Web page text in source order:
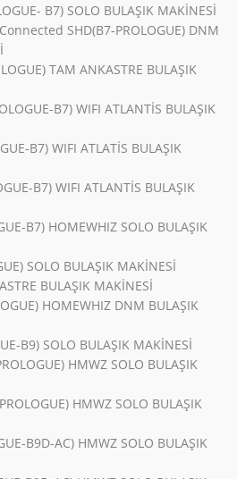
B7) SOLO BULAŞIK MAKİNESİ
SHD(B7-PROLOGUE) DNM
TAM ANKASTRE BULAŞIK
B7) WIFI ATLANTİS BULAŞIK
B7) WIFI ATLATİS BULAŞIK
B7) WIFI ATLANTİS BULAŞIK
B7) HOMEWHIZ SOLO BULAŞIK
SOLO BULAŞIK MAKİNESİ
BULAŞIK MAKİNESİ
HOMEWHIZ DNM BULAŞIK
B9) SOLO BULAŞIK MAKİNESİ
HMWZ SOLO BULAŞIK
HMWZ SOLO BULAŞIK
B9D-AC) HMWZ SOLO BULAŞIK